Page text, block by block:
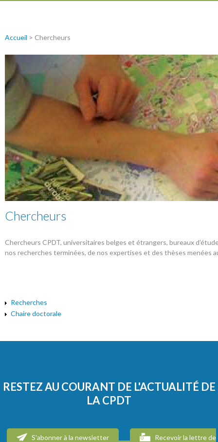
Recherches
Chaire doctorale
Accueil > Chercheurs
Chercheurs
Chercheurs CPDT, universitaires belges et étrangers, bureaux
nos recherches terminées, de nos expertises et des thèses menées
RESTEZ AU COURANT DE L'ACTUALITÉ DE
LA CPDT
S'abonner à la newsletter
Recevoir la lettre de